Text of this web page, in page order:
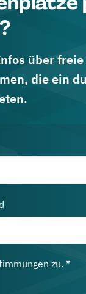
über
die ein
zu. *